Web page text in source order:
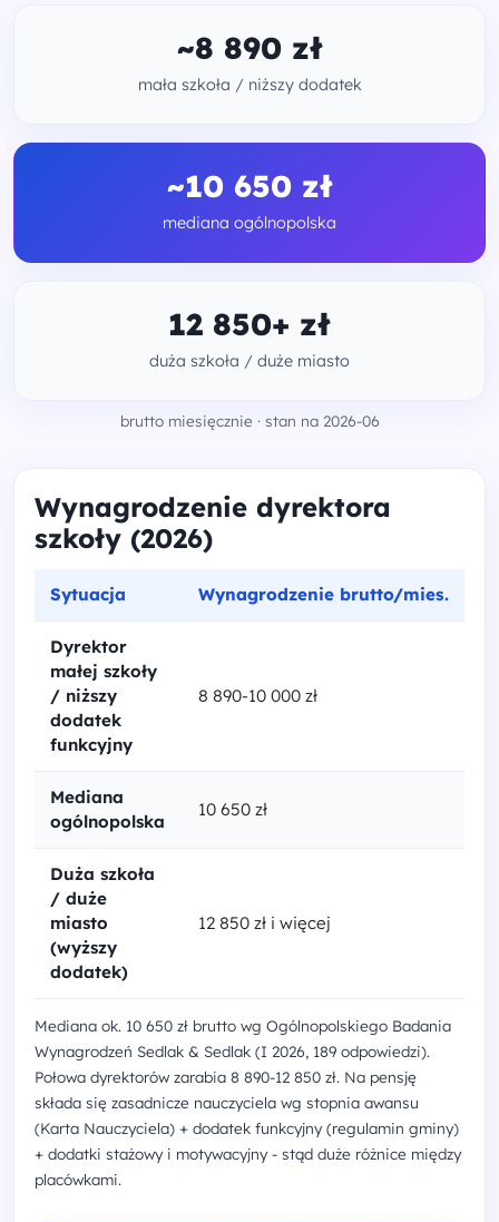
~8 890 zł
mała szkoła / niższy dodatek
~10 650 zł
mediana ogólnopolska
12 850+ zł
duża szkoła / duże miasto
brutto miesięcznie · stan na 2026-06
Wynagrodzenie dyrektora
szkoły (2026)
Sytuacja Wynagrodzenie brutto/mies.
Dyrektor
małej szkoły
/ niższy
dodatek
funkcyjny
8 890-10 000 zł
Mediana
ogólnopolska
10 650 zł
Duża szkoła
/ duże
miasto
(wyższy
dodatek)
12 850 zł i więcej
Mediana ok. 10 650 zł brutto wg Ogólnopolskiego Badania
Wynagrodzeń Sedlak & Sedlak (I 2026, 189 odpowiedzi).
Połowa dyrektorów zarabia 8 890-12 850 zł. Na pensję
składa się zasadnicze nauczyciela wg stopnia awansu
(Karta Nauczyciela) + dodatek funkcyjny (regulamin gminy)
+ dodatki stażowy i motywacyjny - stąd duże różnice między
placówkami.